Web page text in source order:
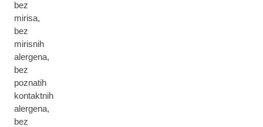
bez
mirisa,
bez
mirisnih
alergena,
bez
poznatih
kontaktnih
alergena,
bez